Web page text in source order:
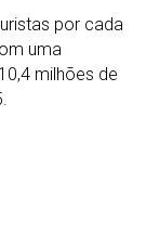
por cada
uma
milhões de